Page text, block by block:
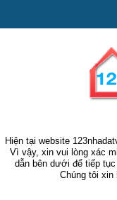
Hiện tại website
Vì vậy, xin vui lòng xác
dẫn bên dưới để tiếp
Chúng tôi